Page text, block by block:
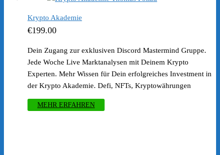
Krypto Akademie
€199.00
Dein Zugang zur exklusiven Discord Mastermind Gruppe.
Jede Woche Live Marktanalysen mit Deinem Krypto
Experten. Mehr Wissen für Dein erfolgreiches Investment in
der Krypto Akademie. Defi, NFTs, Kryptowährungen
MEHR ERFAHREN